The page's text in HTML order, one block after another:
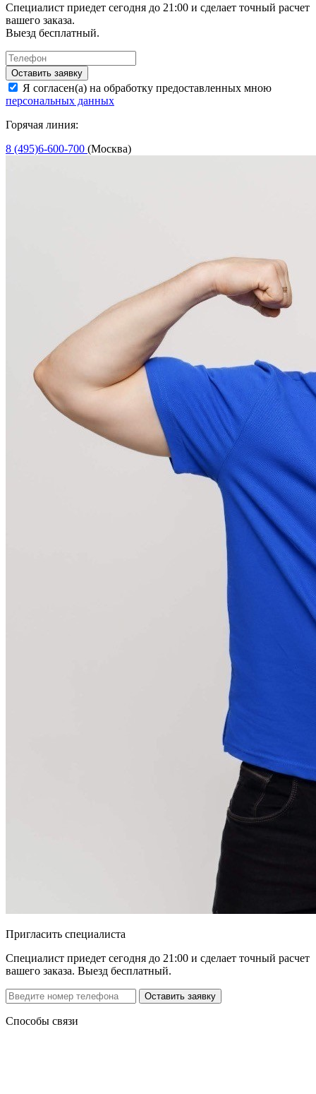
Специалист приедет сегодня до 21:00 и сделает точный расчет
вашего заказа.
Выезд бесплатный.
Оставить заявку
Я согласен(а) на обработку предоставленных мною
персональных данных
Горячая линия:
8 (495)6-600-700 (Москва)
Пригласить специалиста
Специалист приедет сегодня до 21:00 и сделает точный расчет
вашего заказа. Выезд бесплатный.
Способы связи